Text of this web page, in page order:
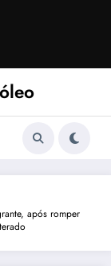
após romper